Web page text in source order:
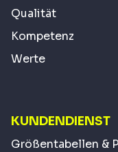
Qualität
Kompetenz
Werte
KUNDENDIENST
Größentabellen &